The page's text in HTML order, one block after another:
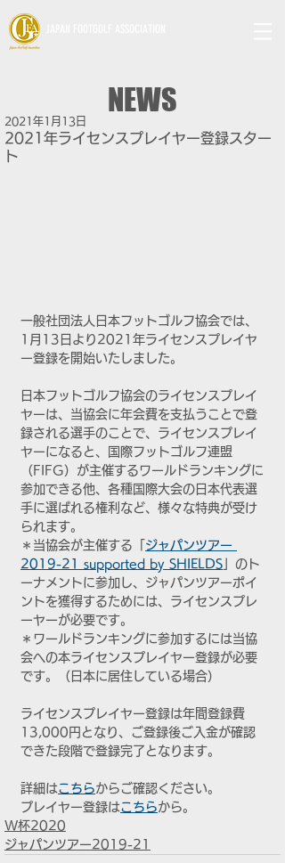
NEWS
2021年ライセンスプレイヤー登録スター
ト
2021年1月13日
一般社団法人日本フットゴルフ協会では、
1月13日より2021年ライセンスプレイヤ
ー登録を開始いたしました。
日本フットゴルフ協会のライセンスプレイ
ヤーは、当協会に年会費を支払うことで登
録される選手のことで、ライセンスプレイ
ヤーになると、国際フットゴルフ連盟
（FIFG）が主催するワールドランキングに
参加できる他、各種国際大会の日本代表選
手に選ばれる権利など、様々な特典が受け
られます。
＊当協会が主催する「ジャパンツアー
2019-21 supported by SHIELDS 」のト
ーナメントに参加し、ジャパンツアーポイ
ントを獲得するためには、ライセンスプレ
ーヤーが必要です。
＊ワールドランキングに参加するには当協
会への本ライセンスプレイヤー登録が必要
です。（日本に居住している場合）
ライセンスプレイヤー登録は年間登録費
13,000円となり、ご登録後ご入金が確認
できた段階で登録完了となります。
詳細はこちらからご確認ください。
プレイヤー登録はこちらから。
W杯2020
ジャパンツアー2019-21